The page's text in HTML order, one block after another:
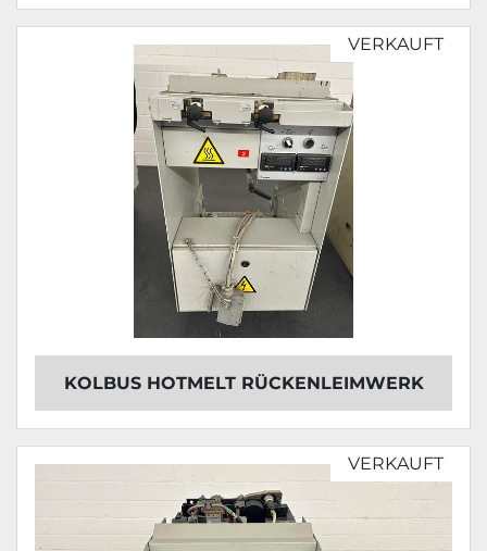
VERKAUFT
KOLBUS HOTMELT RÜCKENLEIMWERK
VERKAUFT